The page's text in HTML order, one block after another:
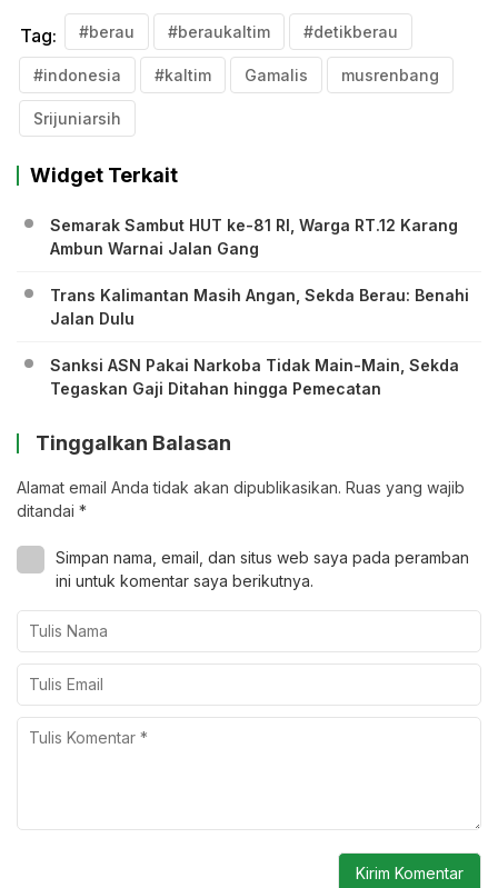
Tag: #berau #beraukaltim #detikberau
#indonesia #kaltim Gamalis musrenbang
Srijuniarsih
Widget Terkait
Semarak Sambut HUT ke-81 RI, Warga RT.12 Karang
Ambun Warnai Jalan Gang
Trans Kalimantan Masih Angan, Sekda Berau: Benahi
Jalan Dulu
Sanksi ASN Pakai Narkoba Tidak Main-Main, Sekda
Tegaskan Gaji Ditahan hingga Pemecatan
Tinggalkan Balasan
Alamat email Anda tidak akan dipublikasikan. Ruas yang wajib
ditandai *
Simpan nama, email, dan situs web saya pada peramban
ini untuk komentar saya berikutnya.